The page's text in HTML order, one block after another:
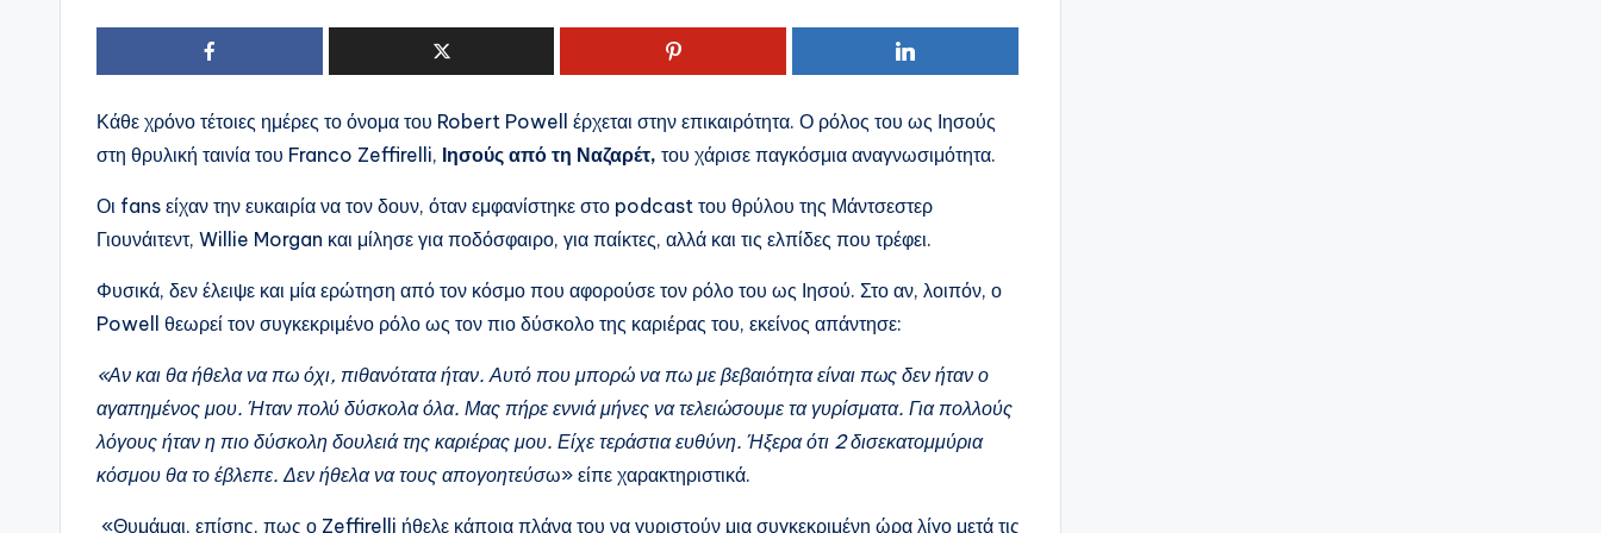
Κάθε χρόνο τέτοιες ημέρες το όνομα του Robert Powell έρχεται στην επικαιρότητα. Ο ρόλος του ως Ιησούς
στη θρυλική ταινία του Franco Zeffirelli, Ιησούς από τη Ναζαρέτ, του χάρισε παγκόσμια αναγνωσιμότητα.
Οι fans είχαν την ευκαιρία να τον δουν, όταν εμφανίστηκε στο podcast του θρύλου της Μάντσεστερ
Γιουνάιτεντ, Willie Morgan και μίλησε για ποδόσφαιρο, για παίκτες, αλλά και τις ελπίδες που τρέφει.
Φυσικά, δεν έλειψε και μία ερώτηση από τον κόσμο που αφορούσε τον ρόλο του ως Ιησού. Στο αν, λοιπόν, ο
Powell θεωρεί τον συγκεκριμένο ρόλο ως τον πιο δύσκολο της καριέρας του, εκείνος απάντησε:
«Αν και θα ήθελα να πω όχι, πιθανότατα ήταν. Αυτό που μπορώ να πω με βεβαιότητα είναι πως δεν ήταν ο
αγαπημένος μου. Ήταν πολύ δύσκολα όλα. Μας πήρε εννιά μήνες να τελειώσουμε τα γυρίσματα. Για πολλούς
λόγους ήταν η πιο δύσκολη δουλειά της καριέρας μου. Είχε τεράστια ευθύνη. Ήξερα ότι 2 δισεκατομμύρια
κόσμου θα το έβλεπε. Δεν ήθελα να τους απογοητεύσω» είπε χαρακτηριστικά.
«Θυμάμαι, επίσης, πως ο Zeffirelli ήθελε κάποια πλάνα του να γυριστούν μια συγκεκριμένη ώρα λίγο μετά τις